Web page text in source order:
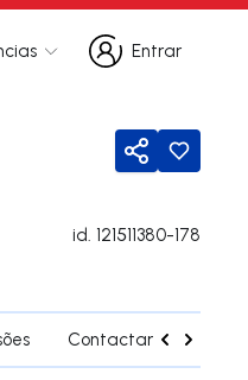
Entrar
Entrar
Partilhar
id. 121511380-178
Contactar agente